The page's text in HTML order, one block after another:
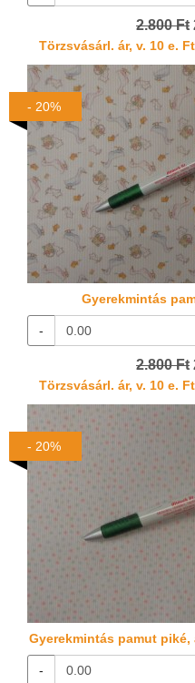
2.800 Ft
Törzsvásárl. ár, v. 10 e.
Gyerekmintás
-
2.800 Ft
Törzsvásárl. ár, v. 10 e.
- 20%
Gyerekmintás pamut
-
- 20%